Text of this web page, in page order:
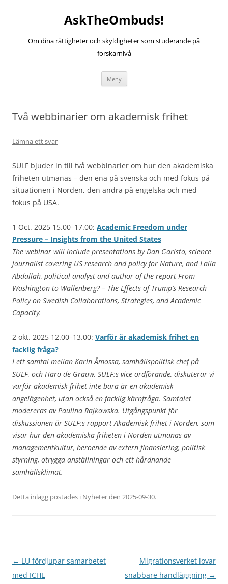
AskTheOmbuds!
Om dina rättigheter och skyldigheter som studerande på
forskarnivå
Meny
Två webbinarier om akademisk frihet
Lämna ett svar
SULF bjuder in till två webbinarier om hur den akademiska
friheten utmanas – den ena på svenska och med fokus på
situationen i Norden, den andra på engelska och med
fokus på USA.
1 Oct. 2025 15.00–17.00: Academic Freedom under
Pressure – Insights from the United States
The webinar will include presentations by Dan Garisto, science
journalist covering US research and policy for Nature, and Laila
Abdallah, political analyst and author of the report From
Washington to Wallenberg? – The Effects of Trump’s Research
Policy on Swedish Collaborations, Strategies, and Academic
Capacity.
2 okt. 2025 12.00–13.00: Varför är akademisk frihet en
facklig fråga?
I ett samtal mellan Karin Åmossa, samhällspolitisk chef på
SULF, och Haro de Grauw, SULF:s vice ordförande, diskuterar vi
varför akademisk frihet inte bara är en akademisk
angelägenhet, utan också en facklig kärnfråga. Samtalet
modereras av Paulina Rajkowska. Utgångspunkt för
diskussionen är SULF:s rapport Akademisk frihet i Norden, som
visar hur den akademiska friheten i Norden utmanas av
managementkultur, beroende av extern finansiering, politisk
styrning, otrygga anställningar och ett hårdnande
samhällsklimat.
Detta inlägg postades i Nyheterden 2025-09-30.
Inläggsnavigering
← LU fördjupar samarbetet
med ICHL
Migrationsverket lovar
snabbare handläggning →